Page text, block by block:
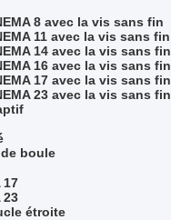
8 avec la vis sans fin
11 avec la vis sans fin
14 avec la vis sans fin
16 avec la vis sans fin
17 avec la vis sans fin
23 avec la vis sans fin
boule
17
23
étroite